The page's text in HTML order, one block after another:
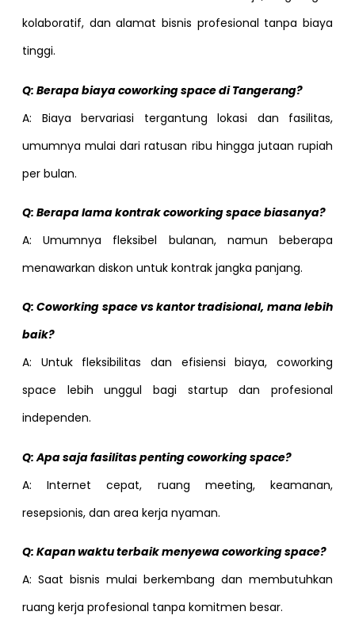
kolaboratif, dan alamat bisnis profesional tanpa biaya
tinggi.
Q: Berapa biaya coworking space di Tangerang?
A: Biaya bervariasi tergantung lokasi dan fasilitas,
umumnya mulai dari ratusan ribu hingga jutaan rupiah
per bulan.
Q: Berapa lama kontrak coworking space biasanya?
A: Umumnya fleksibel bulanan, namun beberapa
menawarkan diskon untuk kontrak jangka panjang.
Q: Coworking space vs kantor tradisional, mana lebih
baik?
A: Untuk fleksibilitas dan efisiensi biaya, coworking
space lebih unggul bagi startup dan profesional
independen.
Q: Apa saja fasilitas penting coworking space?
A: Internet cepat, ruang meeting, keamanan,
resepsionis, dan area kerja nyaman.
Q: Kapan waktu terbaik menyewa coworking space?
A: Saat bisnis mulai berkembang dan membutuhkan
ruang kerja profesional tanpa komitmen besar.